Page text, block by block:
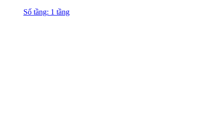
Số tầng: 1 tầng